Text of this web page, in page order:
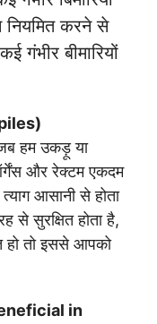
करने से
गंभीर बीमारियों
piles)
जब हम उकड़ू या
और रेक्टम एकदम
आसानी से होता
से सुरक्षित होता है,
हो तो इससे आपको
in